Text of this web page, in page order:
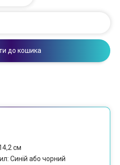
до кошика
см
Синій або чорний